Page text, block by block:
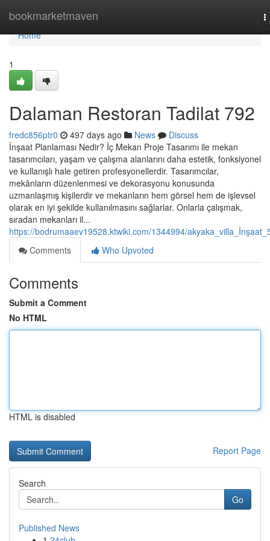
bookmarketmaven
Home
Home
1
Dalaman Restoran Tadilat 792
fredc856ptr0 497 days ago News
Discuss
İnşaat Planlaması Nedir? İç Mekan Proje Tasarımı ile mekan
tasarımcıları, yaşam ve çalışma alanlarını daha estetik, fonksiyonel
ve kullanışlı hale getiren profesyonellerdir. Tasarımcılar,
mekânların düzenlenmesi ve dekorasyonu konusunda
uzmanlaşmış kişilerdir ve mekanların hem görsel hem de işlevsel
olarak en iyi şekilde kullanılmasını sağlarlar. Onlarla çalışmak,
sıradan mekanları il...
https://bodrumaaev19528.ktwiki.com/1344994/
Comments
Who Upvoted
Comments
Submit a Comment
No HTML
HTML is disabled
Report Page
Search
Go
Published News